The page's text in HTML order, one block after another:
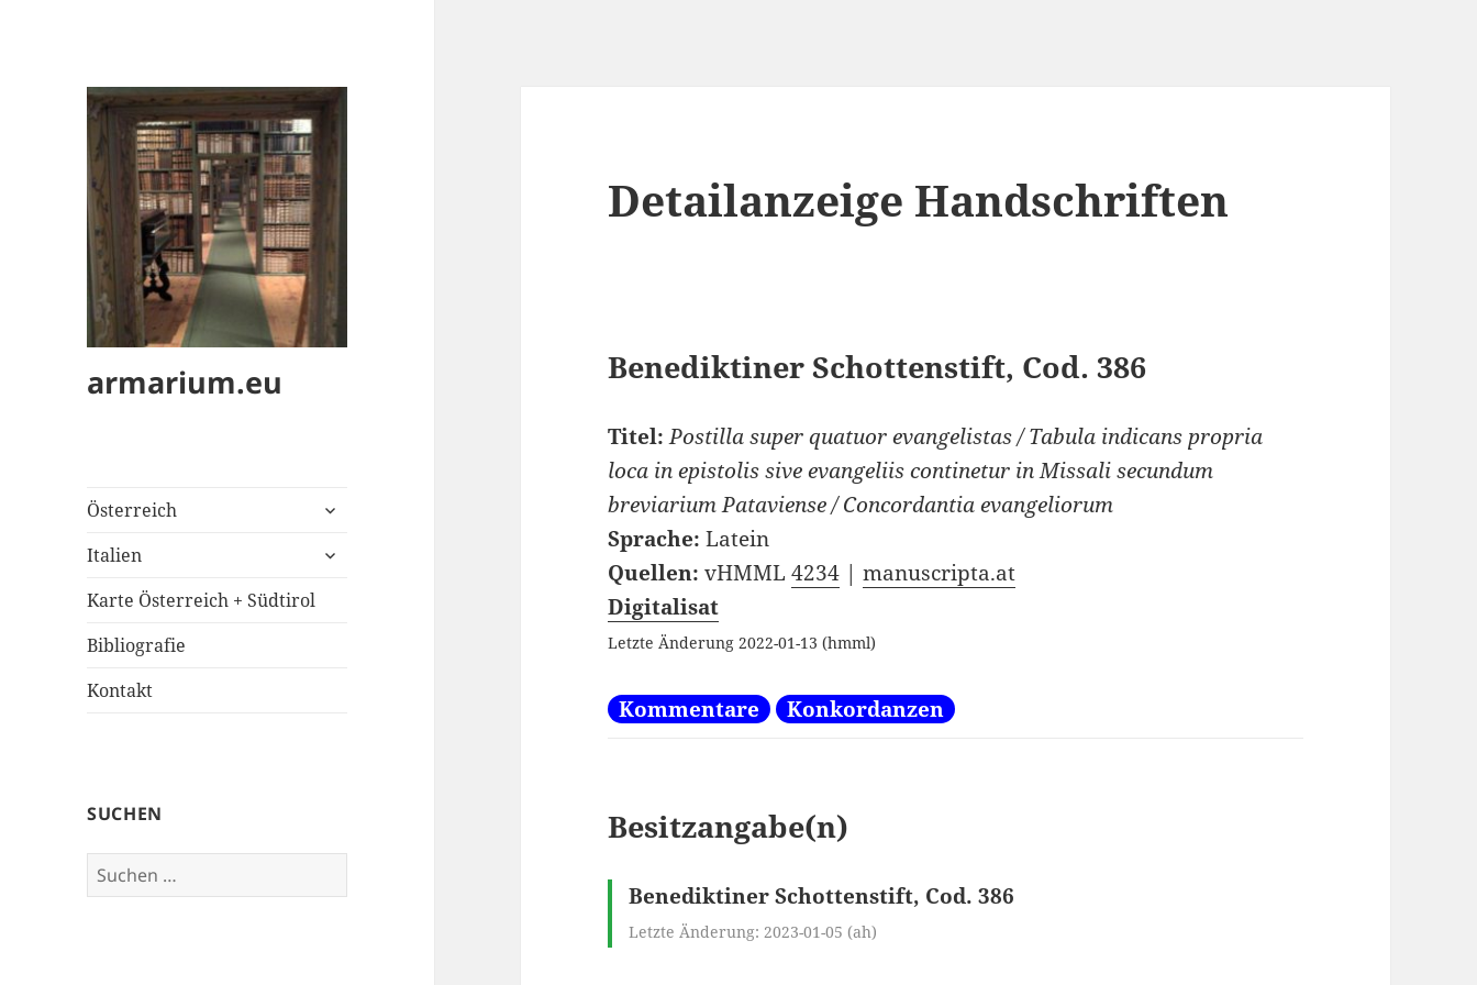
armarium.eu
Österreich
untermenü
Italien
untermenü
Karte Österreich + Südtirol
Bibliografie
Kontakt
SUCHEN
Suchen
nach:
Detailanzeige Handschriften
Benediktiner Schottenstift, Cod. 386
Titel:Postilla super quatuor evangelistas / Tabula indicans propria
loca in epistolis sive evangeliis continetur in Missali secundum
breviarium Pataviense / Concordantia evangeliorum
Sprache:Latein
Quellen:vHMML4234 |manuscripta.at
Digitalisat
Letzte Änderung 2022-01-13 (hmml)
Kommentare Konkordanzen
Besitzangabe(n)
Benediktiner Schottenstift, Cod. 386
Letzte Änderung: 2023-01-05 (ah)